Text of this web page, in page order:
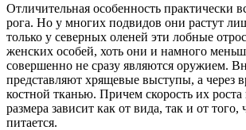
Отличительная особенность практически
рога. Но у многих подвидов они растут
только у северных оленей эти лобные
женских особей, хоть они и намного
совершенно не сразу являются оружием.
представляют хрящевые выступы, а через
костной тканью. Причем скорость их
размера зависит как от вида, так и от
питается.